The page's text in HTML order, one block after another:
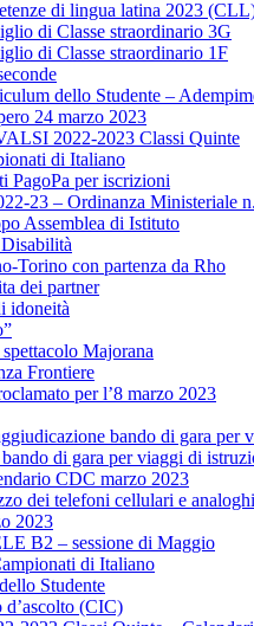
di lingua latina 2023
di Classe straordinario 3G
di Classe straordinario 1F
dello Studente –
24 marzo 2023
2022-2023 Classi Quinte
di Italiano
PagoPa per iscrizioni
23 – Ordinanza Ministeriale
Assemblea di Istituto
Torino con partenza da Rho
dei partner
idoneità
Majorana
Frontiere
per l’8 marzo 2023
bando di gara
di gara per viaggi di
CDC marzo 2023
dei telefoni cellulari e
2023
B2 – sessione di Maggio
di Italiano
Studente
(CIC)